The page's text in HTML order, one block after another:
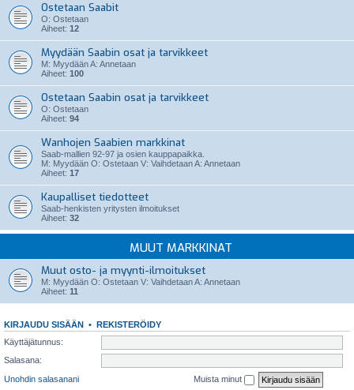
Ostetaan Saabit
O: Ostetaan
Aiheet: 12
Myydään Saabin osat ja tarvikkeet
M: Myydään A: Annetaan
Aiheet: 100
Ostetaan Saabin osat ja tarvikkeet
O: Ostetaan
Aiheet: 94
Wanhojen Saabien markkinat
Saab-mallien 92-97 ja osien kauppapaikka.
M: Myydään O: Ostetaan V: Vaihdetaan A: Annetaan
Aiheet: 17
Kaupalliset tiedotteet
Saab-henkisten yritysten ilmoitukset
Aiheet: 32
MUUT MARKKINAT
Muut osto- ja myynti-ilmoitukset
M: Myydään O: Ostetaan V: Vaihdetaan A: Annetaan
Aiheet: 11
KIRJAUDU SISÄÄN • REKISTERÖIDY
Käyttäjätunnus:
Salasana:
Unohdin salasanani
Muista minut